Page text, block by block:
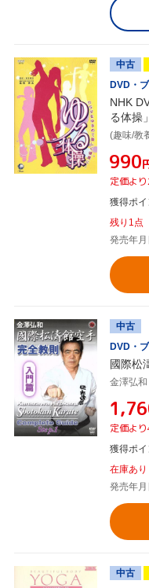
中古
DVD・
NHK
る体操」
(趣味/教
¥990
定価よ
獲得ポ
残り1点
発売年
中古
DVD・
國際松
金澤弘和
定価よ
獲得ポ
在庫あり
発売年
中古